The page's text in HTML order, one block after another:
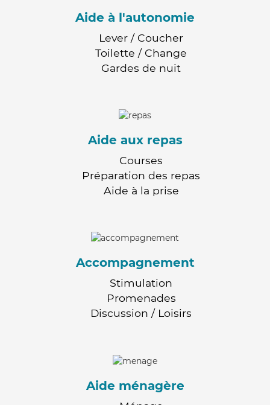
Aide à l'autonomie
Lever / Coucher
Toilette / Change
Gardes de nuit
Aide aux repas
Courses
Préparation des repas
Aide à la prise
Accompagnement
Stimulation
Promenades
Discussion / Loisirs
Aide ménagère